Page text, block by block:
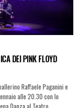
DEI PINK FLOYD
Raffaele Paganini e
alle 20.30 con lo
Danza al Teatro